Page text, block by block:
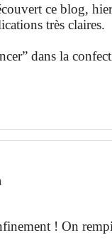
ce
très claires.
dans la
! On